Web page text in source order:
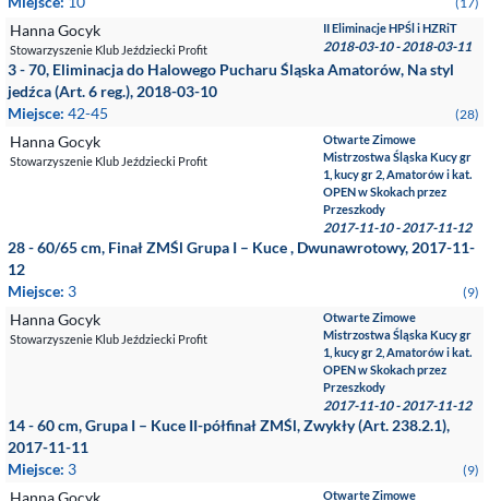
Hanna Gocyk
Stowarzyszenie Klub Jeździecki Profit
II Eliminacje HPŚl i HZRiT
2018-03-10 - 2018-03-11
3 - 70, Eliminacja do Halowego Pucharu Śląska Amatorów, Na styl
jedźca (Art. 6 reg.), 2018-03-10
Miejsce: 42-45 (28)
Hanna Gocyk
Stowarzyszenie Klub Jeździecki Profit
Otwarte Zimowe
Mistrzostwa Śląska Kucy gr
1, kucy gr 2, Amatorów i kat.
OPEN w Skokach przez
Przeszkody
2017-11-10 - 2017-11-12
28 - 60/65 cm, Finał ZMŚl Grupa I – Kuce , Dwunawrotowy, 2017-11-
12
Miejsce: 3 (9)
Hanna Gocyk
Stowarzyszenie Klub Jeździecki Profit
Otwarte Zimowe
Mistrzostwa Śląska Kucy gr
1, kucy gr 2, Amatorów i kat.
OPEN w Skokach przez
Przeszkody
2017-11-10 - 2017-11-12
14 - 60 cm, Grupa I – Kuce II-półfinał ZMŚl, Zwykły (Art. 238.2.1),
2017-11-11
Miejsce: 3 (9)
Hanna Gocyk
Otwarte Zimowe